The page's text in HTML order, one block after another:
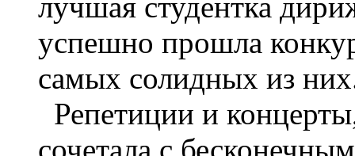
успешно прошла
самых солидных из
Репетиции и